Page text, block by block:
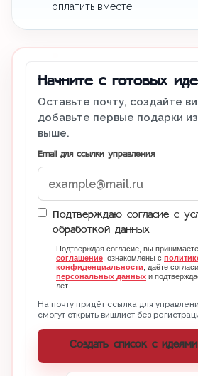
оплатить вместе
Начните с готовых
Оставьте почту, создайте
добавьте первые подарки
выше.
Email для ссылки управления
Подтверждаю согласие с
обработкой данных
Подтверждая согласие, вы принимаете
соглашение, ознакомлены с
конфиденциальности, даёте
персональных данных и
лет.
На почту придёт ссылка для
смогут открыть вишлист без
Создать список с